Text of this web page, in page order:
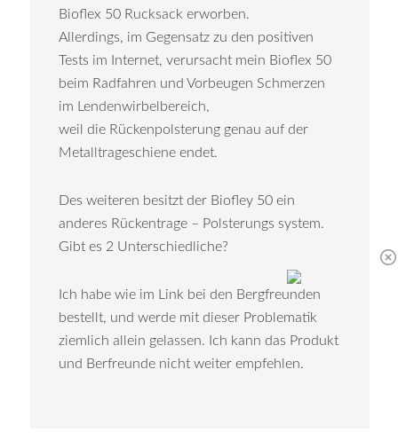
Bioflex 50 Rucksack erworben.
Allerdings, im Gegensatz zu den positiven
Tests im Internet, verursacht mein Bioflex 50
beim Radfahren und Vorbeugen Schmerzen
im Lendenwirbelbereich,
weil die Rückenpolsterung genau auf der
Metalltrageschiene endet.
Des weiteren besitzt der Biofley 50 ein
anderes Rückentrage – Polsterungs system.
Gibt es 2 Unterschiedliche?
Ich habe wie im Link bei den Bergfreunden
bestellt, und werde mit dieser Problematik
ziemlich allein gelassen. Ich kann das Produkt
und Berfreunde nicht weiter empfehlen.